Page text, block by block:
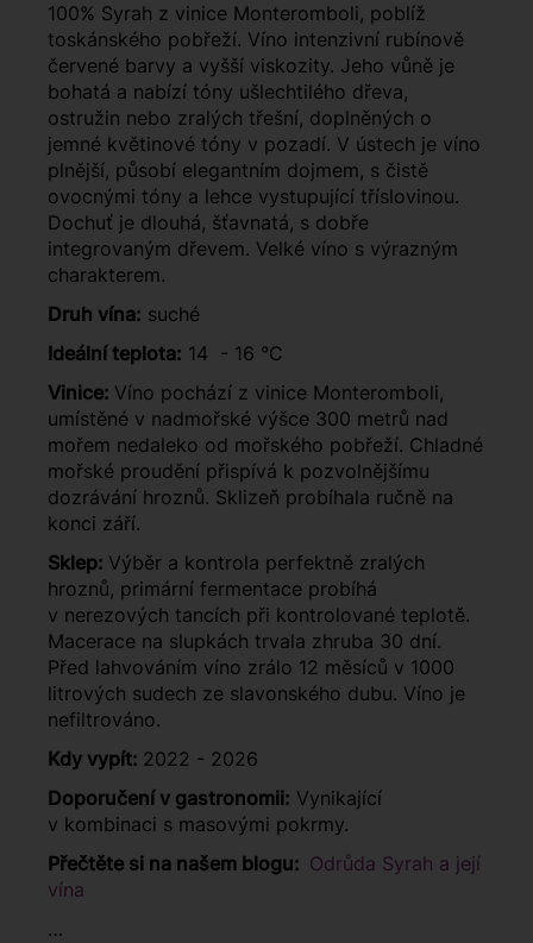
100% Syrah z vinice Monteromboli, poblíž
toskánského pobřeží. Víno intenzivní rubínově
červené barvy a vyšší viskozity. Jeho vůně je
bohatá a nabízí tóny ušlechtilého dřeva,
ostružin nebo zralých třešní, doplněných o
jemné květinové tóny v pozadí. V ústech je víno
plnější, působí elegantním dojmem, s čistě
ovocnými tóny a lehce vystupující tříslovinou.
Dochuť je dlouhá, šťavnatá, s dobře
integrovaným dřevem. Velké víno s výrazným
charakterem.
Druh vína: suché
Ideální teplota: 14 - 16 °C
Vinice: Víno pochází z vinice Monteromboli,
umístěné v nadmořské výšce 300 metrů nad
mořem nedaleko od mořského pobřeží. Chladné
mořské proudění přispívá k pozvolnějšímu
dozrávání hroznů. Sklizeň probíhala ručně na
konci září.
Sklep: Výběr a kontrola perfektně zralých
hroznů, primární fermentace probíhá
v nerezových tancích při kontrolované teplotě.
Macerace na slupkách trvala zhruba 30 dní.
Před lahvováním víno zrálo 12 měsíců v 1000
litrových sudech ze slavonského dubu. Víno je
nefiltrováno.
Kdy vypít: 2022 - 2026
Doporučení v gastronomii: Vynikající
v kombinaci s masovými pokrmy.
Přečtěte si na našem blogu: Odrůda Syrah a její
vína
…